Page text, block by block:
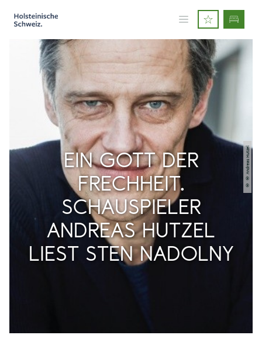
© © Andreas Hutzel
EIN GOTT DER
FRECHHEIT.
SCHAUSPIELER
ANDREAS HUTZEL
LIEST STEN NADOLNY